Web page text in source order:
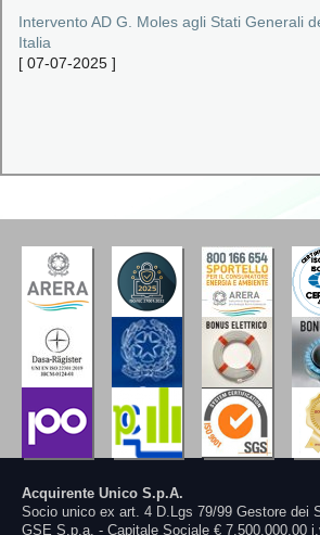
Intervento AD G. Moles agli Stati Generali
Italia
[ 07-07-2025 ]
Acquirente Unico S.p.A.
Socio unico ex art. 4 D.Lgs 79/99 Gestore dei
GSE S.p.a. - Capitale Sociale € 7.500.000,00